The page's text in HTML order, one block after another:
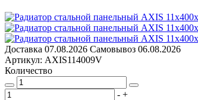
Доставка 07.08.2026 Самовывоз 06.08.2026
Артикул: AXIS114009V
Количество
- +